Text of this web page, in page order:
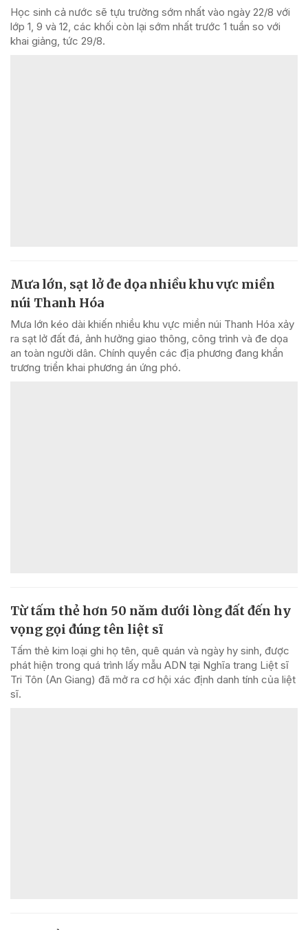
Học sinh cả nước sẽ tựu trường sớm nhất vào ngày 22/8 với
lớp 1, 9 và 12, các khối còn lại sớm nhất trước 1 tuần so với
khai giảng, tức 29/8.
Mưa lớn, sạt lở đe dọa nhiều khu vực miền
núi Thanh Hóa
Mưa lớn kéo dài khiến nhiều khu vực miền núi Thanh Hóa xảy
ra sạt lở đất đá, ảnh hưởng giao thông, công trình và đe dọa
an toàn người dân. Chính quyền các địa phương đang khẩn
trương triển khai phương án ứng phó.
Từ tấm thẻ hơn 50 năm dưới lòng đất đến hy
vọng gọi đúng tên liệt sĩ
Tấm thẻ kim loại ghi họ tên, quê quán và ngày hy sinh, được
phát hiện trong quá trình lấy mẫu ADN tại Nghĩa trang Liệt sĩ
Tri Tôn (An Giang) đã mở ra cơ hội xác định danh tính của liệt
sĩ.